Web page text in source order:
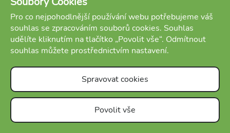
Kontakt FAQ
Pro co nejpohodlnější používání webu potřebujeme váš
souhlas se zpracováním souborů cookies. Souhlas
udělíte kliknutím na tlačítko „Povolit vše“. Odmítnout
souhlas můžete prostřednictvím nastavení.
Spravovat cookies
Povolit vše